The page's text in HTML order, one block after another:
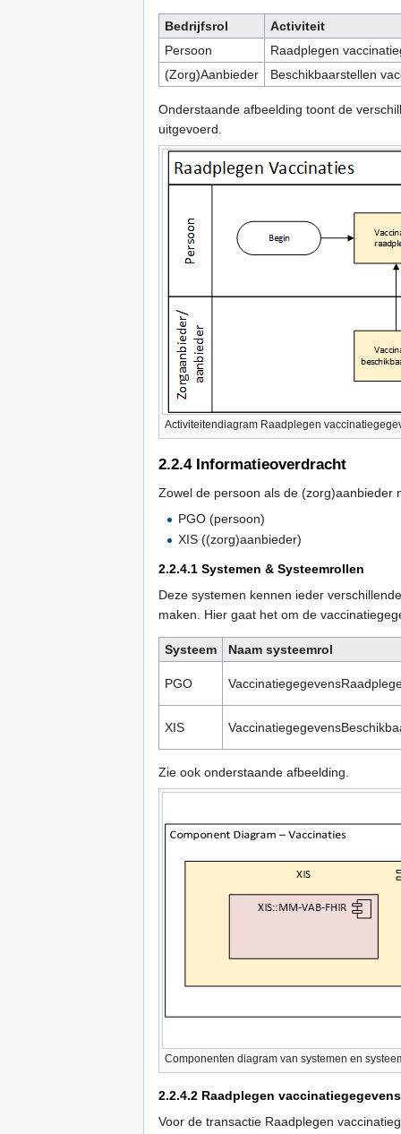
Bedrijfsrol
Activiteit
Persoon
Raadplegen
(Zorg)Aanbieder
Beschikbaarstellen
Onderstaande afbeelding toont de
uitgevoerd.
Activiteitendiagram Raadplegen
2.2.4Informatieoverdracht
Zowel de persoon als de (zorg)aanbieder
PGO (persoon)
XIS ((zorg)aanbieder)
2.2.4.1 Systemen & Systeemrollen
Deze systemen kennen ieder
maken. Hier gaat het om de
Systeem Naam systeemrol
PGO
XIS
Zie ook onderstaande afbeelding.
Componenten diagram van systemen en
2.2.4.2 Raadplegen vaccinatiegegevens
Voor de transactie Raadplegen